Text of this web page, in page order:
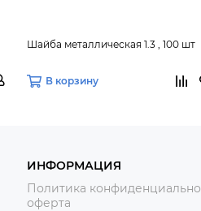
Шайба металлическая 1.3 , 100 шт
В корзину
ИНФОРМАЦИЯ
Политика
оферта